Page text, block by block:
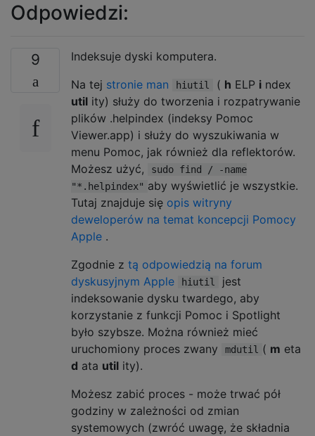
Odpowiedzi:
9
Indeksuje dyski komputera.
Na tej stronie man hiutil ( h ELP i ndex
util ity) służy do tworzenia i rozpatrywanie
plików .helpindex (indeksy Pomoc
Viewer.app) i służy do wyszukiwania w
menu Pomoc, jak również dla reflektorów.
Możesz użyć,
sudo find / -name
"*.helpindex" aby wyświetlić je wszystkie.
Tutaj znajduje się opis witryny
deweloperów na temat koncepcji Pomocy
Apple .
Zgodnie z tą odpowiedzią na forum
dyskusyjnym Apple
hiutil
jest
indeksowanie dysku twardego, aby
korzystanie z funkcji Pomoc i Spotlight
było szybsze. Można również mieć
uruchomiony proces zwany
mdutil ( m eta
d ata util ity).
Możesz zabić proces - może trwać pół
godziny w zależności od zmian
systemowych (zwróć uwagę, że składnia